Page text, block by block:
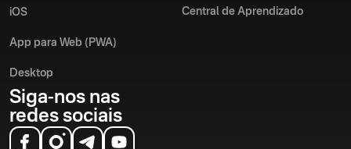
iOS
App para Web (PWA)
Desktop
Central de Aprendizado
Siga-nos nas
redes sociais